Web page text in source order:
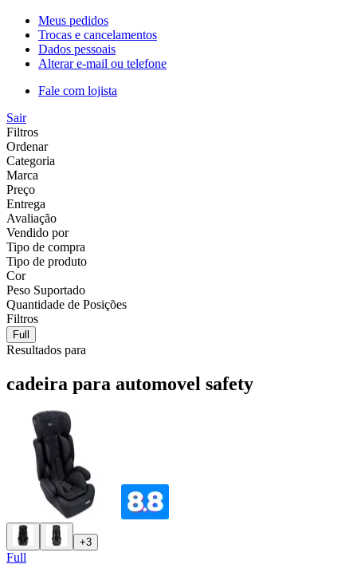
Meus pedidos
Trocas e cancelamentos
Dados pessoais
Alterar e-mail ou telefone
Fale com lojista
Sair
Filtros
Ordenar
Categoria
Marca
Preço
Entrega
Avaliação
Vendido por
Tipo de compra
Tipo de produto
Cor
Peso Suportado
Quantidade de Posições
Filtros
Full
Resultados para
cadeira para automovel safety
+3
Full